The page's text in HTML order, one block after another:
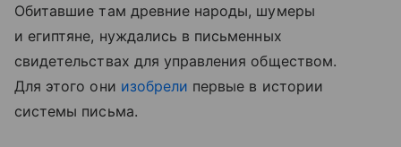
Обитавшие там древние народы, шумеры
и египтяне, нуждались в письменных
свидетельствах для управления обществом.
Для этого они изобрели первые в истории
системы письма.